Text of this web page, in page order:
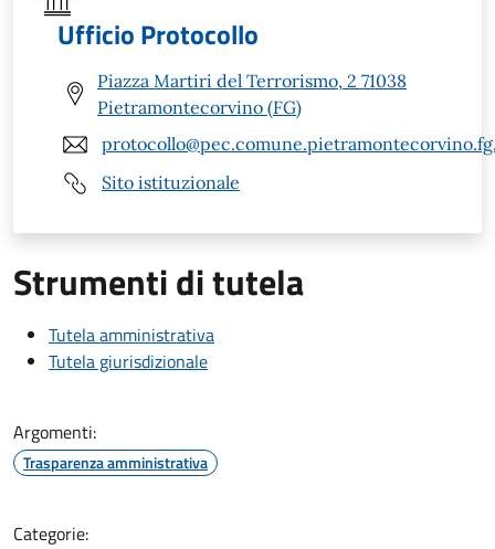
Ufficio Protocollo
Piazza Martiri del Terrorismo, 2 71038
Pietramontecorvino (FG)
Sito istituzionale
Strumenti di tutela
Tutela amministrativa
Tutela giurisdizionale
Argomenti:
Trasparenza amministrativa
Categorie: